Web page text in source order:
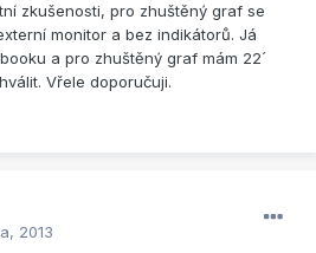
zkušenosti, pro zhuštěný graf se
monitor a bez indikátorů. Já
a pro zhuštěný graf mám 22´
Vřele doporučuji.
2013